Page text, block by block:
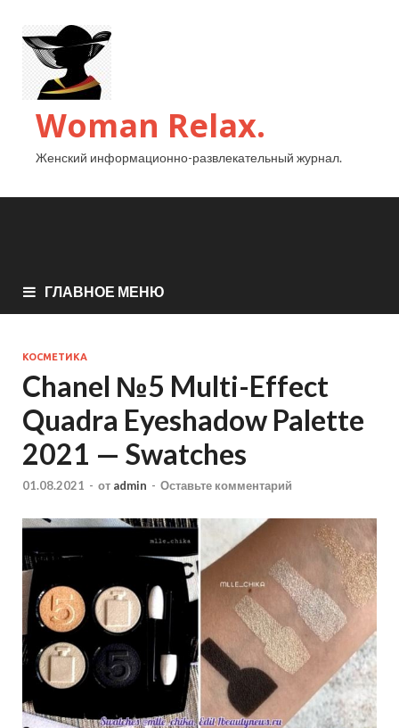
Woman Relax.
Женский информационно-развлекательный журнал.
ГЛАВНОЕ МЕНЮ
КОСМЕТИКА
Chanel №5 Multi-Effect
Quadra Eyeshadow Palette
2021 — Swatches
01.08.2021 - от admin - Оставьте комментарий